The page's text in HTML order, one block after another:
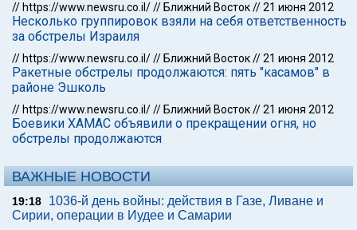
// https://www.newsru.co.il/// Ближний Восток//21 июня 2012
Несколько группировок взяли на себя ответственность
за обстрелы Израиля
// https://www.newsru.co.il/// Ближний Восток//21 июня 2012
Ракетные обстрелы продолжаются: пять "касамов" в
районе Эшколь
// https://www.newsru.co.il/// Ближний Восток//21 июня 2012
Боевики ХАМАС объявили о прекращении огня, но
обстрелы продолжаются
ВАЖНЫЕ НОВОСТИ
19:18
1036-й день войны: действия в Газе, Ливане и
Сирии, операции в Иудее и Самарии